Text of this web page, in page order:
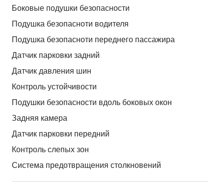
Боковые подушки безопасности
Подушка безопасноти водителя
Подушка безопасноти переднего пассажира
Датчик парковки задний
Датчик давления шин
Контроль устойчивости
Подушки безопасности вдоль боковых окон
Задняя камера
Датчик парковки передний
Контроль слепых зон
Система предотвращения столкновений